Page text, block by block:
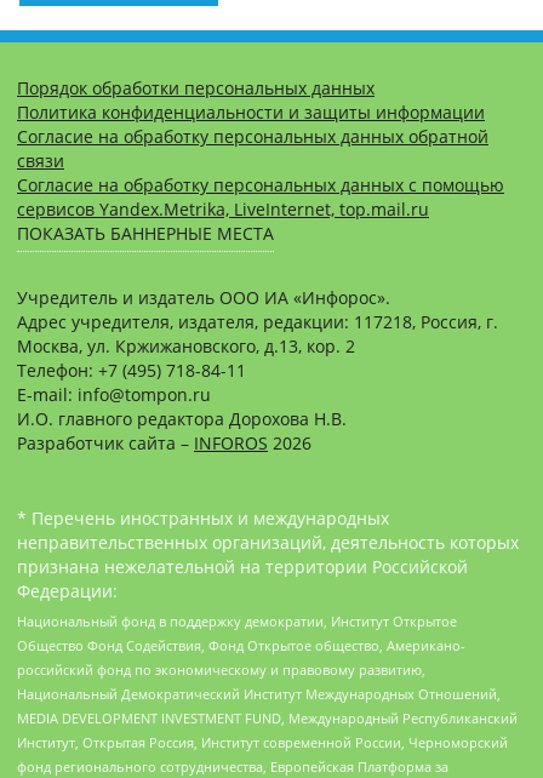
Порядок обработки персональных данных
Политика конфиденциальности и защиты информации
Согласие на обработку персональных данных обратной
связи
Согласие на обработку персональных данных с помощью
сервисов Yandex.Metrika, LiveInternet, top.mail.ru
ПОКАЗАТЬ БАННЕРНЫЕ МЕСТА
Учредитель и издатель ООО ИА «Инфорос».
Адрес учредителя, издателя, редакции: 117218, Россия, г.
Москва, ул. Кржижановского, д.13, кор. 2
Телефон: +7 (495) 718-84-11
E-mail: info@tompon.ru
И.О. главного редактора Дорохова Н.В.
Разработчик сайта – INFOROS 2026
* Перечень иностранных и международных
неправительственных организаций, деятельность которых
признана нежелательной на территории Российской
Федерации:
Национальный фонд в поддержку демократии, Институт Открытое
Общество Фонд Содействия, Фонд Открытое общество, Американо-
российский фонд по экономическому и правовому развитию,
Национальный Демократический Институт Международных Отношений,
MEDIA DEVELOPMENT INVESTMENT FUND, Международный Республиканский
Институт, Открытая Россия, Институт современной России, Черноморский
фонд регионального сотрудничества, Европейская Платформа за